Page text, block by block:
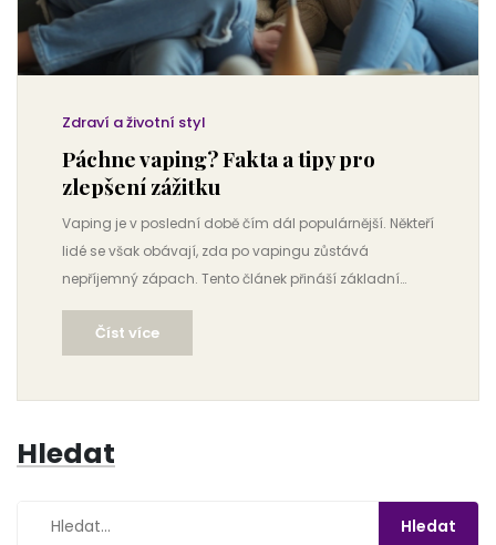
Zdraví a životní styl
Páchne vaping? Fakta a tipy pro
zlepšení zážitku
Vaping je v poslední době čím dál populárnější. Někteří
lidé se však obávají, zda po vapingu zůstává
nepříjemný zápach. Tento článek přináší základní
informace, zajímavá fakta a užitečné tipy, jak
minimalizovat možné nepříjemné pachy při vapování.
Dozvíte se také, jaké složky v e-cigaretách mohou
Číst více
Hledat